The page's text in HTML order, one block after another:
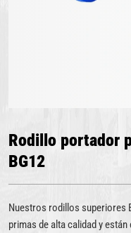
Rodillo portador
BG12
Nuestros rodillos superiores
primas de alta calidad y